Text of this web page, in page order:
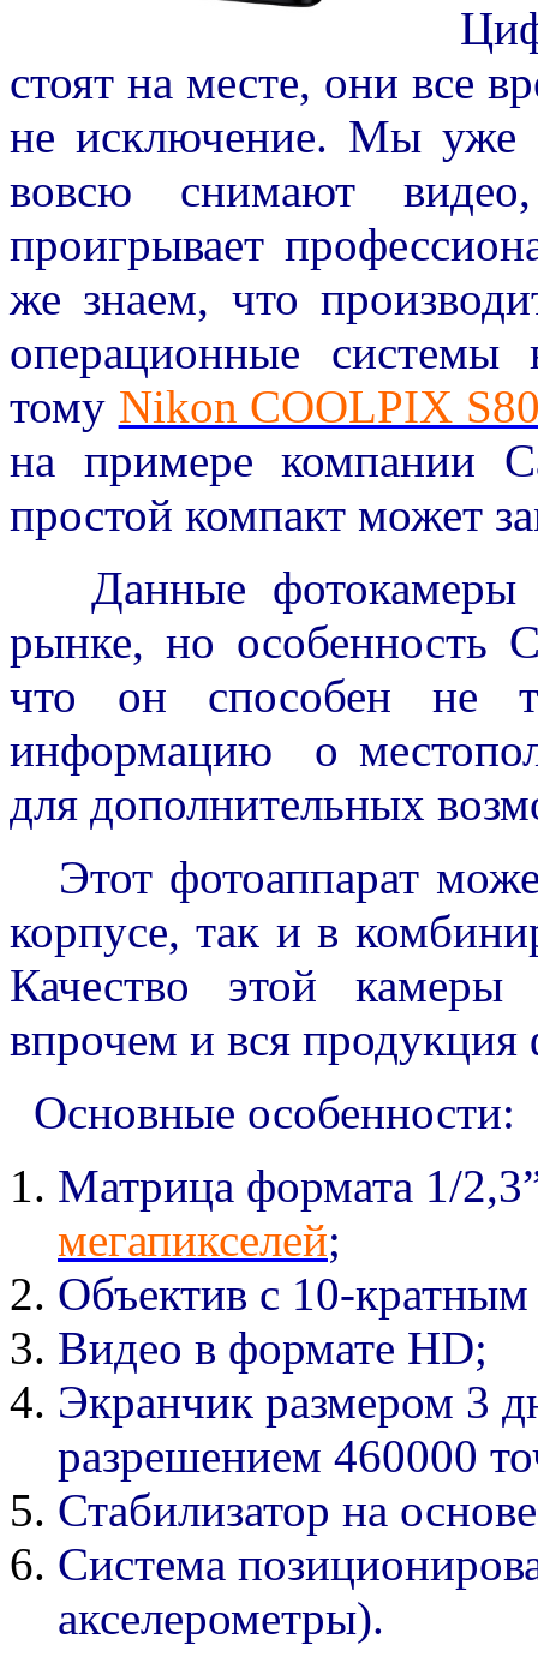
стоят на месте, они все
не исключение. Мы уже
вовсю снимают
проигрывает
же знаем, что
операционные
тому Nikon COOLPIX
на примере компании
простой компакт может
Данные фотокамеры
рынке, но особенность
что он способен не
информацию о
для дополнительных
Этот фотоаппарат
корпусе, так и в
Качество этой камеры
впрочем и вся
Основные особенности:
Матрица формата 1/
мегапикселей;
Объектив с 10-
Видео в формате HD;
Экранчик размером 3
разрешением 460000
Стабилизатор на
Cистема
акселерометры).